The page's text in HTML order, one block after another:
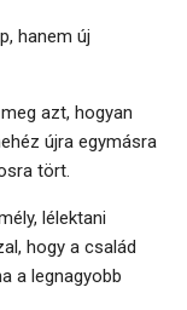
hanem új
azt, hogyan
újra egymásra
tört.
lélektani
hogy a család
a legnagyobb